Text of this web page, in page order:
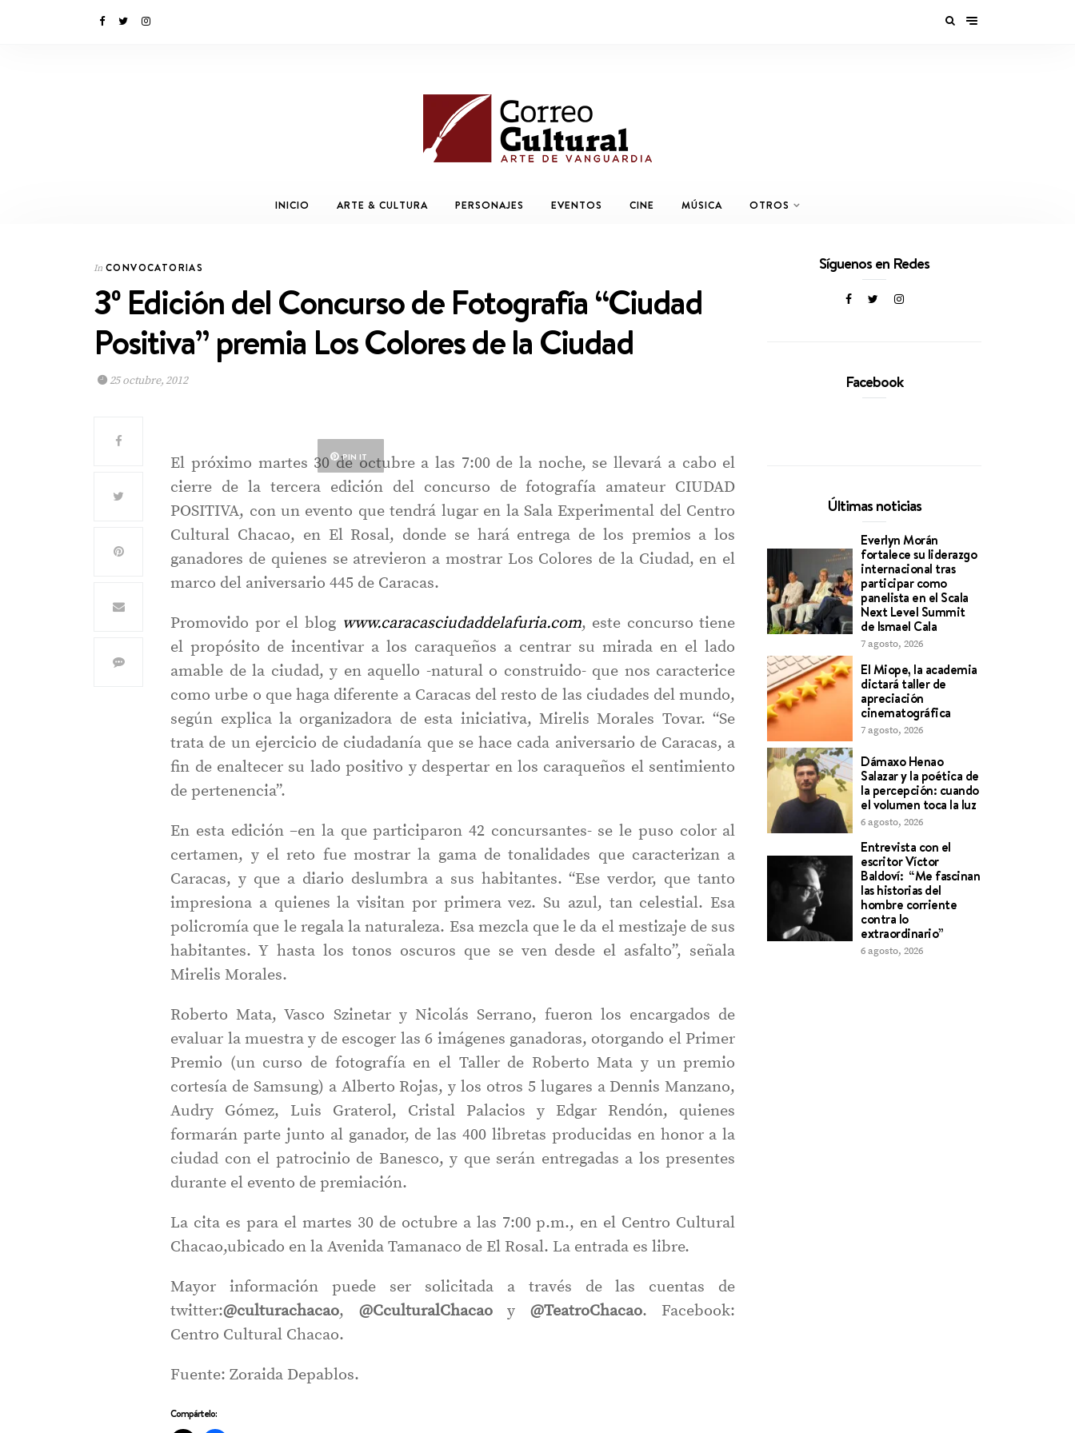
INICIO ARTE & CULTURA PERSONAJES EVENTOS CINE MÚSICA OTROS
In CONVOCATORIAS
3º Edición del Concurso de Fotografía “Ciudad
Positiva” premia Los Colores de la Ciudad
25 octubre, 2012
PIN IT
El próximo martes 30 de octubre a las 7:00 de la noche, se llevará a cabo el
cierre de la tercera edición del concurso de fotografía amateur CIUDAD
POSITIVA, con un evento que tendrá lugar en la Sala Experimental del Centro
Cultural Chacao, en El Rosal, donde se hará entrega de los premios a los
ganadores de quienes se atrevieron a mostrar Los Colores de la Ciudad, en el
marco del aniversario 445 de Caracas.
Promovido por el blog www.caracasciudaddelafuria.com, este concurso tiene
el propósito de incentivar a los caraqueños a centrar su mirada en el lado
amable de la ciudad, y en aquello -natural o construido- que nos caracterice
como urbe o que haga diferente a Caracas del resto de las ciudades del mundo,
según explica la organizadora de esta iniciativa, Mirelis Morales Tovar. “Se
trata de un ejercicio de ciudadanía que se hace cada aniversario de Caracas, a
fin de enaltecer su lado positivo y despertar en los caraqueños el sentimiento
de pertenencia”.
En esta edición –en la que participaron 42 concursantes- se le puso color al
certamen, y el reto fue mostrar la gama de tonalidades que caracterizan a
Caracas, y que a diario deslumbra a sus habitantes. “Ese verdor, que tanto
impresiona a quienes la visitan por primera vez. Su azul, tan celestial. Esa
policromía que le regala la naturaleza. Esa mezcla que le da el mestizaje de sus
habitantes. Y hasta los tonos oscuros que se ven desde el asfalto”, señala
Mirelis Morales.
Roberto Mata, Vasco Szinetar y Nicolás Serrano, fueron los encargados de
evaluar la muestra y de escoger las 6 imágenes ganadoras, otorgando el Primer
Premio (un curso de fotografía en el Taller de Roberto Mata y un premio
cortesía de Samsung) a Alberto Rojas, y los otros 5 lugares a Dennis Manzano,
Audry Gómez, Luis Graterol, Cristal Palacios y Edgar Rendón, quienes
formarán parte junto al ganador, de las 400 libretas producidas en honor a la
ciudad con el patrocinio de Banesco, y que serán entregadas a los presentes
durante el evento de premiación.
La cita es para el martes 30 de octubre a las 7:00 p.m., en el Centro Cultural
Chacao,ubicado en la Avenida Tamanaco de El Rosal. La entrada es libre.
Mayor información puede ser solicitada a través de las cuentas de
twitter:@culturachacao, @CculturalChacaoy @TeatroChacao.
Facebook:
Centro Cultural Chacao.
Fuente: Zoraida Depablos.
Compártelo:
Síguenos en Redes
Facebook
Últimas noticias
Everlyn Morán
fortalece su liderazgo
internacional tras
participar como
panelista en el Scala
Next Level Summit
de Ismael Cala
7 agosto, 2026
El Miope, la academia
dictará taller de
apreciación
cinematográfica
7 agosto, 2026
Dámaxo Henao
Salazar y la poética de
la percepción: cuando
el volumen toca la luz
6 agosto, 2026
Entrevista con el
escritor Víctor
Baldoví: “Me fascinan
las historias del
hombre corriente
contra lo
extraordinario”
6 agosto, 2026